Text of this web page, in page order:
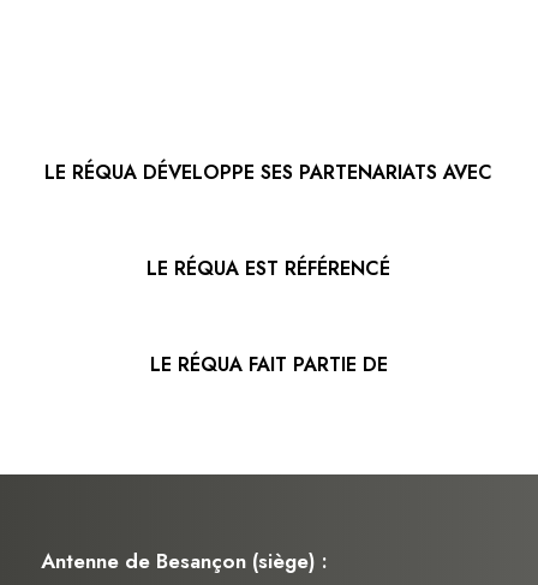
LE RÉQUA DÉVELOPPE SES PARTENARIATS AVEC
LE RÉQUA EST RÉFÉRENCÉ
LE RÉQUA FAIT PARTIE DE
Antenne de Besançon (siège) :